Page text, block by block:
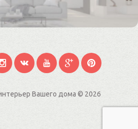
Вашего дома © 2026